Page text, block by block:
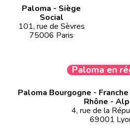
Paloma - Siège
Social
101, rue de Sèvres
75006 Paris
Paloma en
Paloma Bourgogne -
Rhône -
4, rue de la
69001